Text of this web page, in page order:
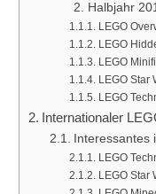
2. Halbjahr
LEGO
LEGO
LEGO
LEGO Star
LEGO
Internationaler
Interessantes
LEGO
LEGO Star